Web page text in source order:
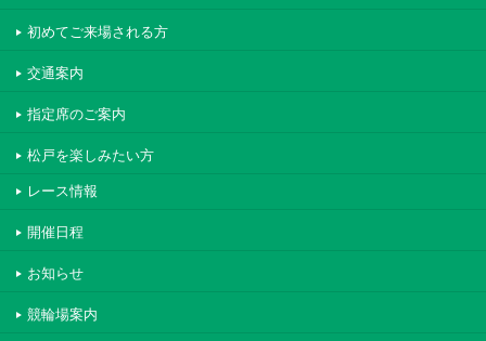
初めてご来場される方
交通案内
指定席のご案内
松戸を楽しみたい方
レース情報
開催日程
お知らせ
競輪場案内